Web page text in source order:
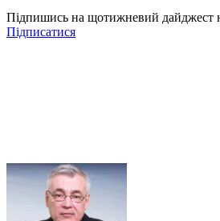
Підпишись на щотижневий дайджест
Підписатися